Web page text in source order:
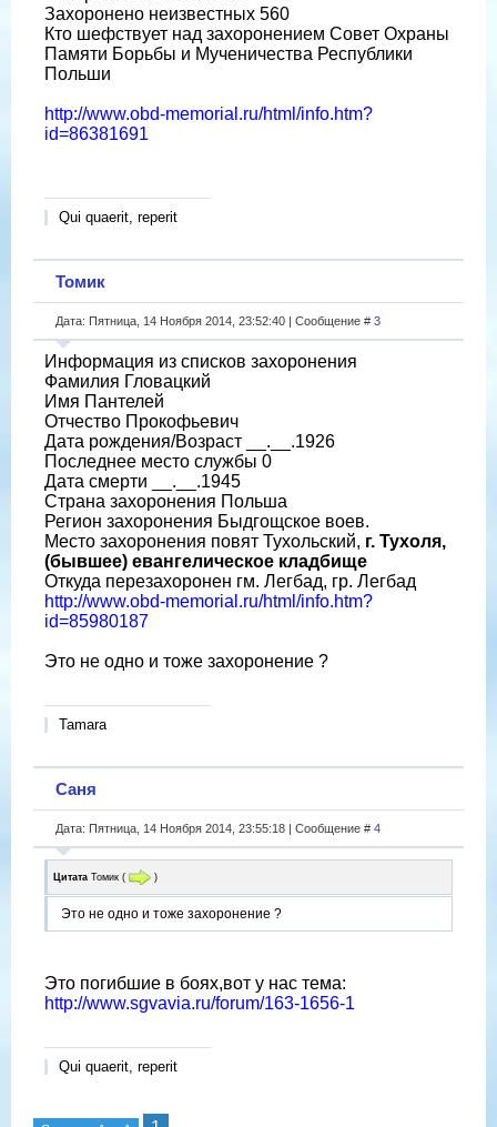
Захоронено неизвестных 560
Кто шефствует над захоронением Совет Охраны
Памяти Борьбы и Мученичества Республики
Польши
http://www.obd-memorial.ru/html/info.htm?
id=86381691
Qui quaerit, reperit
Томик
Дата: Пятница, 14 Ноября 2014, 23:52:40 | Сообщение # 3
Информация из списков захоронения
Фамилия Гловацкий
Имя Пантелей
Отчество Прокофьевич
Дата рождения/Возраст __.__.1926
Последнее место службы 0
Дата смерти __.__.1945
Страна захоронения Польша
Регион захоронения Быдгощское воев.
Место захоронения повят Тухольский, г. Тухоля,
(бывшее) евангелическое кладбище
Откуда перезахоронен гм. Легбад, гр. Легбад
http://www.obd-memorial.ru/html/info.htm?
id=85980187
Это не одно и тоже захоронение ?
Tamara
Саня
Дата: Пятница, 14 Ноября 2014, 23:55:18 | Сообщение # 4
Цитата Томик ( )
Это не одно и тоже захоронение ?
Это погибшие в боях,вот у нас тема:
http://www.sgvavia.ru/forum/163-1656-1
Qui quaerit, reperit